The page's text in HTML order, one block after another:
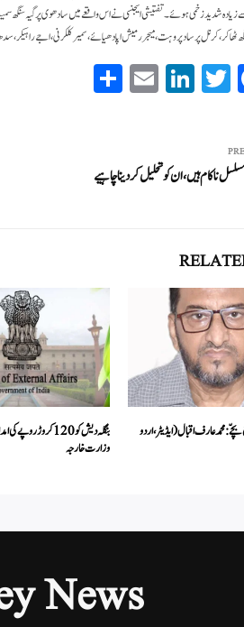
ٹھاکر، کرنل پرساد پروہت، میجر رمیش اپادھیائے، سمیر کلکرنی، اجے راہیکر،
Fa
ce
ok
T
wi
r
Li
nk
In
E
m
ناکام ہیں، ان کو تحلیل کردینا چاہیے
بچّے :محمد عارف اقبال(ایڈیٹر، اردو
بنگلہ دیش کو120 کروڑ
وزارت خارجہ
News